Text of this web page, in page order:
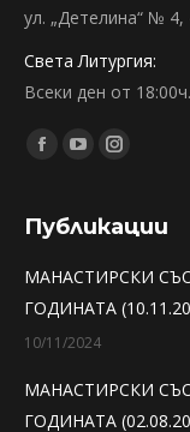
ул. „Детелина“ № 4,
Света Литургия:
Всеки ден от
Find us on:
Facebook
opens
new
window
YouTube
opens
new
window
Instagram
opens
new
window
Публикации
МАНАСТИРСКИ
ГОДИНАТА
10/11/2024
МАНАСТИРСКИ
ГОДИНАТА